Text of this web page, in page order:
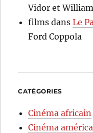
Vidor et
films dansLe
Ford Coppola
CATÉGORIES
Cinéma africain
Cinéma